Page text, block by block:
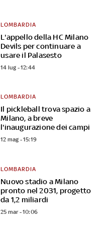
L'appello della HC Milano
Devils per continuare a
usare il Palasesto
LOMBARDIA
14 lug - 12:44
Il pickleball trova spazio a
Milano, a breve
l'inaugurazione dei campi
LOMBARDIA
12 mag - 15:19
Nuovo stadio a Milano
pronto nel 2031, progetto
da 1,2 miliardi
LOMBARDIA
25 mar - 10:06